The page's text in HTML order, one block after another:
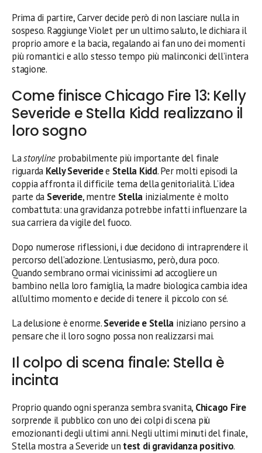
Prima di partire, Carver decide però di non lasciare nulla in
sospeso. Raggiunge Violet per un ultimo saluto, le dichiara il
proprio amore e la bacia, regalando ai fan uno dei momenti
più romantici e allo stesso tempo più malinconici dell’intera
stagione.
Come finisce Chicago Fire 13: Kelly
Severide e Stella Kidd realizzano il
loro sogno
Lastoryline probabilmente più importante del finale
riguarda Kelly Severidee Stella Kidd. Per molti episodi la
coppia affronta il difficile tema della genitorialità. L’idea
parte da Severide, mentre Stella inizialmente è molto
combattuta: una gravidanza potrebbe infatti influenzare la
sua carriera da vigile del fuoco.
Dopo numerose riflessioni, i due decidono di intraprendere il
percorso dell’adozione. L’entusiasmo, però, dura poco.
Quando sembrano ormai vicinissimi ad accogliere un
bambino nella loro famiglia, la madre biologica cambia idea
all’ultimo momento e decide di tenere il piccolo con sé.
La delusione è enorme.Severide e Stella iniziano persino a
pensare che il loro sogno possa non realizzarsi mai.
Il colpo di scena finale: Stella è
incinta
Proprio quando ogni speranza sembra svanita, Chicago Fire
sorprende il pubblico con uno dei colpi di scena più
emozionanti degli ultimi anni. Negli ultimi minuti del finale,
Stella mostra a Severide un test di gravidanza positivo.